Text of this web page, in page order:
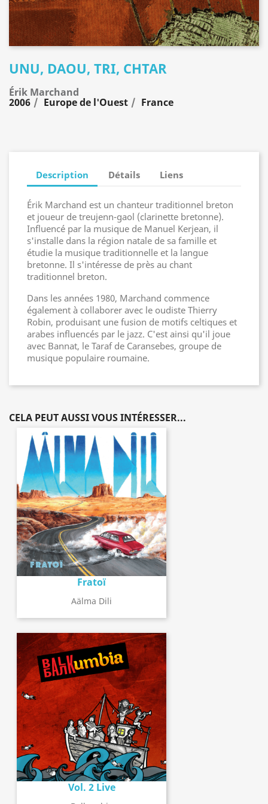
UNU, DAOU, TRI, CHTAR
Érik Marchand
2006 Europe de l'Ouest France
Description Détails Liens
Érik Marchand est un chanteur traditionnel breton
et joueur de treujenn-gaol (clarinette bretonne).
Influencé par la musique de Manuel Kerjean, il
s'installe dans la région natale de sa famille et
étudie la musique traditionnelle et la langue
bretonne. Il s'intéresse de près au chant
traditionnel breton.
Dans les années 1980, Marchand commence
également à collaborer avec le oudiste Thierry
Robin, produisant une fusion de motifs celtiques et
arabes influencés par le jazz. C'est ainsi qu'il joue
avec Bannat, le Taraf de Caransebes, groupe de
musique populaire roumaine.
CELA PEUT AUSSI VOUS INTÉRESSER...
Fratoï
Aälma Dili
Vol. 2 Live